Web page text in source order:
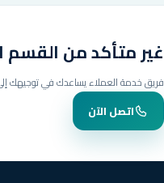
غير متأكد من القسم
فريق خدمة العملاء يساعدك في توجيهك
اتصل الآن